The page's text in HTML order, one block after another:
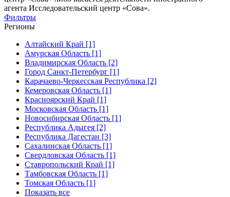
агента Исследовательский центр «Сова».
Фильтры
Регионы
Алтайский Край [1]
Амурская Область [1]
Владимирская Область [2]
Город Санкт-Петербург [1]
Карачаево-Черкесская Республика [2]
Кемеровская Область [1]
Красноярский Край [1]
Московская Область [1]
Новосибирская Область [1]
Республика Адыгея [2]
Республика Дагестан [3]
Сахалинская Область [1]
Свердловская Область [1]
Ставропольский Край [1]
Тамбовская Область [1]
Томская Область [1]
Показать все